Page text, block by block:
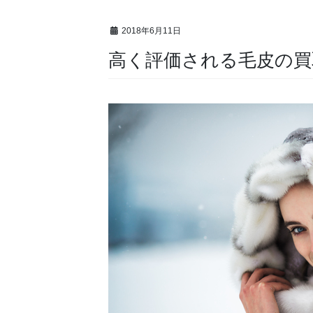
2018年6月11日
高く評価される毛皮の